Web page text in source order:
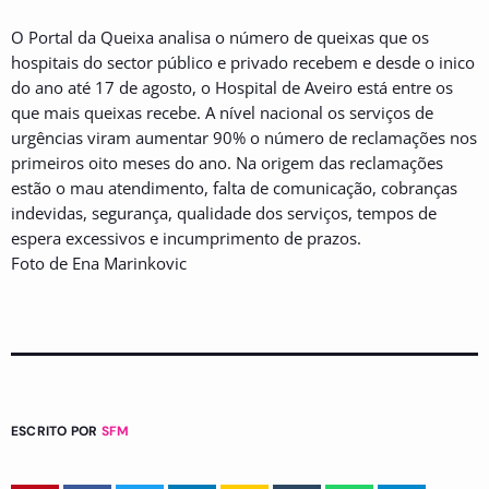
O Portal da Queixa analisa o número de queixas que os
hospitais do sector público e privado recebem e desde o inico
do ano até 17 de agosto, o Hospital de Aveiro está entre os
que mais queixas recebe. A nível nacional os serviços de
urgências viram aumentar 90% o número de reclamações nos
primeiros oito meses do ano. Na origem das reclamações
estão o mau atendimento, falta de comunicação, cobranças
indevidas, segurança, qualidade dos serviços, tempos de
espera excessivos e incumprimento de prazos.
Foto de Ena Marinkovic
ESCRITO POR SFM